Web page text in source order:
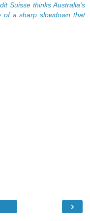
Suisse thinks Australia's
of a sharp slowdown that
›